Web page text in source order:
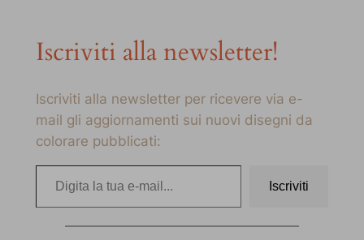
Iscriviti alla newsletter!
Iscriviti alla newsletter per ricevere via e-
mail gli aggiornamenti sui nuovi disegni da
colorare pubblicati:
Digita la tua e-mail…
Iscriviti